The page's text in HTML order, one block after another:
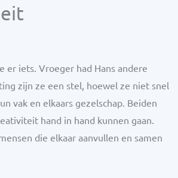
er iets. Vroeger had Hans andere
zijn ze een stel, hoewel ze niet snel
vak en elkaars gezelschap. Beiden
hand in hand kunnen gaan.
die elkaar aanvullen en samen